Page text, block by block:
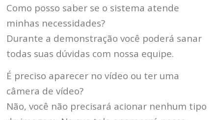
Como posso saber se o sistema atende
minhas necessidades?
Durante a demonstração você poderá sanar
todas suas dúvidas com nossa equipe.
É preciso aparecer no vídeo ou ter uma
câmera de vídeo?
Não, você não precisará acionar nenhum tipo